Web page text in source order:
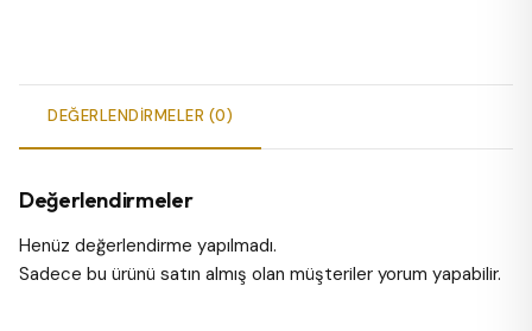
DEĞERLENDIRMELER (0)
Değerlendirmeler
Henüz değerlendirme yapılmadı.
Sadece bu ürünü satın almış olan müşteriler yorum yapabilir.